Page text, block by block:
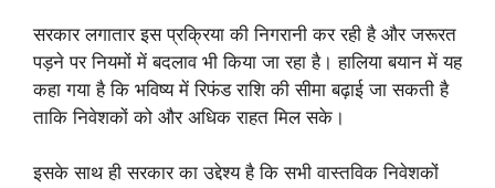
सरकार लगातार इस प्रक्रिया की निगरानी कर रही है और जरूरत
पड़ने पर नियमों में बदलाव भी किया जा रहा है। हालिया बयान में यह
कहा गया है कि भविष्य में रिफंड राशि की सीमा बढ़ाई जा सकती है
ताकि निवेशकों को और अधिक राहत मिल सके।
इसके साथ ही सरकार का उद्देश्य है कि सभी वास्तविक निवेशकों